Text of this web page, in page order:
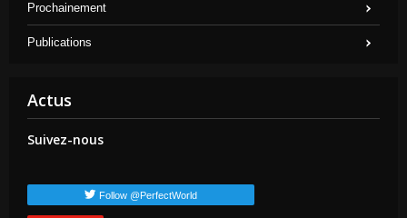
Prochainement
Publications
Actus
Suivez-nous
Follow @PerfectWorld